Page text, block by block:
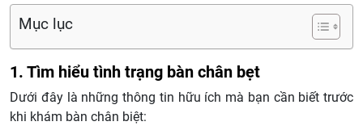
Mục lục
1. Tìm hiểu tình trạng bàn chân bẹt
Dưới đây là những thông tin hữu ích mà bạn cần biết trước
khi khám bàn chân biệt: